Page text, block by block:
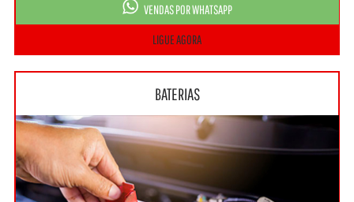
VENDAS POR WHATSAPP
LIGUE AGORA
BATERIAS